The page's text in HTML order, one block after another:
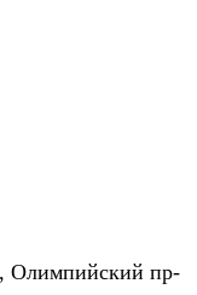
Олимпийский пр-